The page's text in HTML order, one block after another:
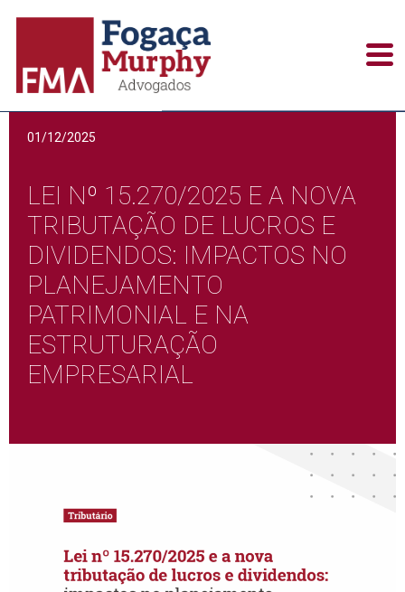
Alerts / Newsletters
01/12/2025
LEI Nº 15.270/2025 E A NOVA
TRIBUTAÇÃO DE LUCROS E
DIVIDENDOS: IMPACTOS NO
PLANEJAMENTO
PATRIMONIAL E NA
ESTRUTURAÇÃO
EMPRESARIAL